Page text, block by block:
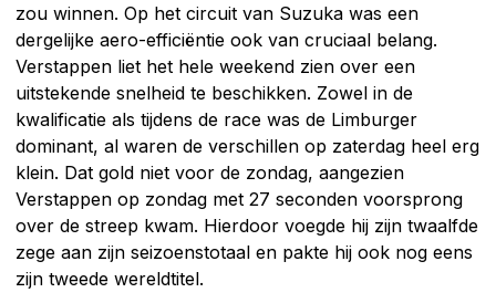
zou winnen. Op het circuit van Suzuka was een
dergelijke aero-efficiëntie ook van cruciaal belang.
Verstappen liet het hele weekend zien over een
uitstekende snelheid te beschikken. Zowel in de
kwalificatie als tijdens de race was de Limburger
dominant, al waren de verschillen op zaterdag heel erg
klein. Dat gold niet voor de zondag, aangezien
Verstappen op zondag met 27 seconden voorsprong
over de streep kwam. Hierdoor voegde hij zijn twaalfde
zege aan zijn seizoenstotaal en pakte hij ook nog eens
zijn tweede wereldtitel.